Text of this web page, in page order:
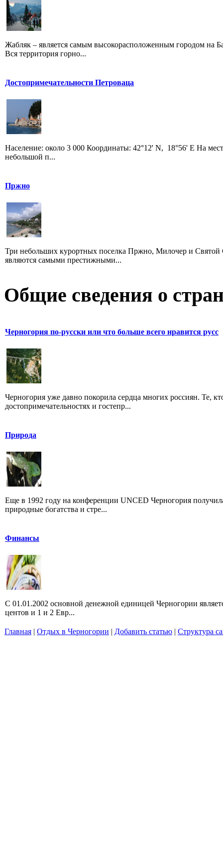
Жабляк – является самым высокорасположенным городом на
Вся территория горно...
Достопримечательности Петроваца
Население: около 3 000 Координаты: 42°12' N, 18°56' E На
небольшой п...
Пржно
Три небольших курортных поселка Пржно, Милочер и Святой
являются самыми престижными...
Общие сведения о
Черногория по-русски или что больше всего нравится русс
Черногория уже давно покорила сердца многих россиян. Те,
достопримечательностях и гостепр...
Природа
Еще в 1992 году на конференции UNCED Черногория
природные богатства и стре...
Финансы
С 01.01.2002 основной денежной единицей Черногории
центов и 1 и 2 Евр...
Главная | Отдых в Черногории | Добавить статью | Структура